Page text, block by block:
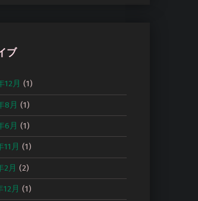
ブ
12月 (1)
8月 (1)
6月 (1)
11月 (1)
2月 (2)
12月 (1)